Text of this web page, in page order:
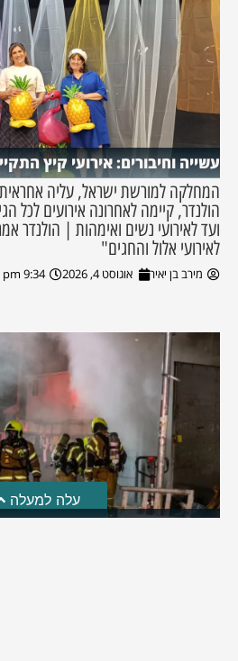
עשייה וחיבורים: אירועי קיץ
המחלקה למורשת ישראל, עליה
הולנדר, קיימה לאחרונה אירועים לכל
ועד לאירועי נשים ואימהות | הולנדר
לאירועי אלול והחגים"
מירב בן יאיר אוגוסט 4, 2026 9:34 pm
חקירת השריפה בסופר: הילדים
עלה למעלה